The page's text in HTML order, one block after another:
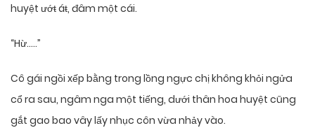
huyệt ướŧ áŧ, đâm một cái.
“Hừ…..”
Cô gái ngồi xếp bằng trong lồng ngực chị không khỏi ngửa
cổ ra sau, ngâm nga một tiếng, dưới thân hoa huyệt cũng
gắt gao bao vây lấy nhục côn vừa nhảy vào.